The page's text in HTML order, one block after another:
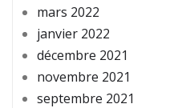
mars 2022
janvier 2022
décembre 2021
novembre 2021
septembre 2021